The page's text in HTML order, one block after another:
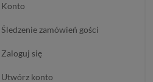
konto
śledzenie zamówień gości
zaloguj się
utwórz konto